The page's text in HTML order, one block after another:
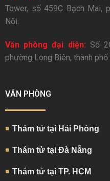
Tower, số 459C Bạch Mai,
Nội.
Văn phòng đại diện: Số
phường Long Biên, thành phố
VĂN PHÒNG
Thám tử tại Hải Phòng
Thám tử tại Đà Nẵng
Thám tử tại TP. HCM